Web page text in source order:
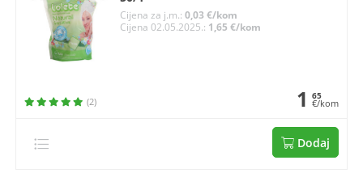
Cijena za j.m.: 0,03 €/kom
Cijena 02.05.2025.: 1,65 €/kom
(2) 1 65
€/kom
Dodaj